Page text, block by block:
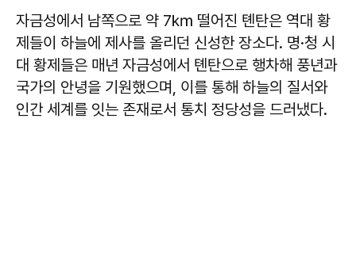
자금성에서 남쪽으로 약 7㎞ 떨어진 톈탄은 역대 황
제들이 하늘에 제사를 올리던 신성한 장소다. 명·청 시
대 황제들은 매년 자금성에서 톈탄으로 행차해 풍년과
국가의 안녕을 기원했으며, 이를 통해 하늘의 질서와
인간 세계를 잇는 존재로서 통치 정당성을 드러냈다.